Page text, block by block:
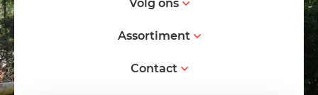
Volg ons
Assortiment
Contact